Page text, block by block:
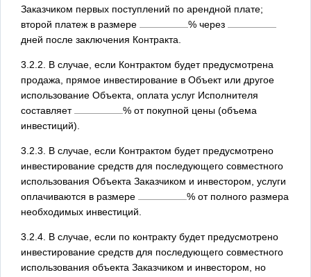
Заказчиком первых поступлений по арендной плате;
второй платеж в размере
% через
дней после заключения Контракта.
3.2.2. В случае, если Контрактом будет предусмотрена
продажа, прямое инвестирование в Объект или другое
использование Объекта, оплата услуг Исполнителя
составляет
% от покупной цены (объема
инвестиций).
3.2.3. В случае, если Контрактом будет предусмотрено
инвестирование средств для последующего совместного
использования Объекта Заказчиком и инвестором, услуги
оплачиваются в размере
% от полного размера
необходимых инвестиций.
3.2.4. В случае, если по контракту будет предусмотрено
инвестирование средств для последующего совместного
использования объекта Заказчиком и инвестором, но